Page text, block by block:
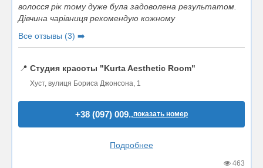
волосся рік тому дуже була задоволена результатом.
Дівчина чарівниця рекомендую кожному
Все отзывы (3) ➡️
📍 Студия красоты "Kurta Aesthetic Room"
Хуст, вулиця Бориса Джонсона, 1
+38 (097) 009..показать номер
Подробнее
463